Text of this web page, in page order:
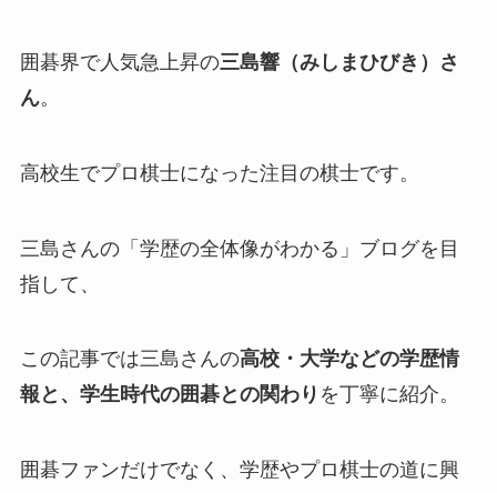
囲碁界で人気急上昇の三島響（みしまひびき）さ
ん。
高校生でプロ棋士になった注目の棋士です。
三島さんの「学歴の全体像がわかる」ブログを目
指して、
この記事では三島さんの高校・大学などの学歴情
報と、学生時代の囲碁との関わり を丁寧に紹介。
囲碁ファンだけでなく、学歴やプロ棋士の道に興